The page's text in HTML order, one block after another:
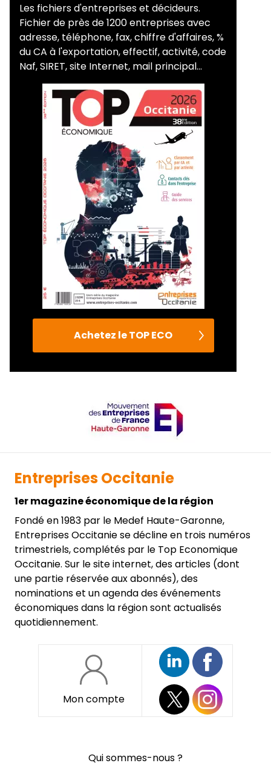
Les fichiers d'entreprises et décideurs.
Fichier de près de 1200 entreprises avec
adresse, téléphone, fax, chiffre d'affaires, %
du CA à l'exportation, effectif, activité, code
Naf, SIRET, site Internet, mail principal...
Achetez le TOP ECO
Entreprises Occitanie
1er magazine économique de la région
Fondé en 1983 par le Medef Haute-Garonne,
Entreprises Occitanie se décline en trois numéros
trimestriels, complétés par le Top Economique
Occitanie. Sur le site internet, des articles (dont
une partie réservée aux abonnés), des
nominations et un agenda des événements
économiques dans la région sont actualisés
quotidiennement.
Mon compte
Qui sommes-nous ?